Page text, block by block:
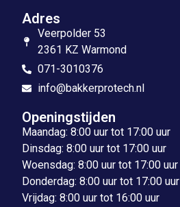
Adres
Veerpolder 53
2361 KZ Warmond
071-3010376
info@bakkerprotech.nl
Openingstijden
Maandag: 8:00 uur tot 17:00 uur
Dinsdag: 8:00 uur tot 17:00 uur
Woensdag: 8:00 uur tot 17:00 uur
Donderdag: 8:00 uur tot 17:00 uur
Vrijdag: 8:00 uur tot 16:00 uur